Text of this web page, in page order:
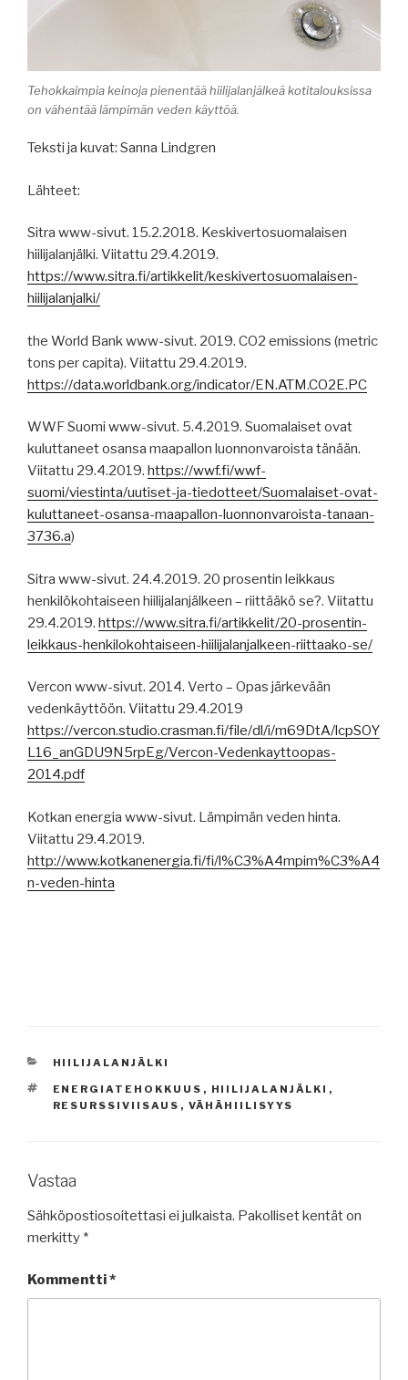
Tehokkaimpia keinoja pienentää hiilijalanjälkeä kotitalouksissa
on vähentää lämpimän veden käyttöä.
Teksti ja kuvat: Sanna Lindgren
Lähteet:
Sitra www-sivut. 15.2.2018. Keskivertosuomalaisen
hiilijalanjälki. Viitattu 29.4.2019.
https://www.sitra.fi/artikkelit/keskivertosuomalaisen-
hiilijalanjalki/
the World Bank www-sivut. 2019. CO2 emissions (metric
tons per capita). Viitattu 29.4.2019.
https://data.worldbank.org/indicator/EN.ATM.CO2E.PC
WWF Suomi www-sivut. 5.4.2019. Suomalaiset ovat
kuluttaneet osansa maapallon luonnonvaroista tänään.
Viitattu 29.4.2019. https://wwf.fi/wwf-
suomi/viestinta/uutiset-ja-tiedotteet/Suomalaiset-ovat-
kuluttaneet-osansa-maapallon-luonnonvaroista-tanaan-
3736.a)
Sitra www-sivut. 24.4.2019. 20 prosentin leikkaus
henkilökohtaiseen hiilijalanjälkeen – riittääkö se?. Viitattu
29.4.2019. https://www.sitra.fi/artikkelit/20-prosentin-
leikkaus-henkilokohtaiseen-hiilijalanjalkeen-riittaako-se/
Vercon www-sivut. 2014. Verto – Opas järkevään
vedenkäyttöön. Viitattu 29.4.2019
https://vercon.studio.crasman.fi/file/dl/i/m69DtA/lcpSOY
L16_anGDU9N5rpEg/Vercon-Vedenkayttoopas-
2014.pdf
Kotkan energia www-sivut. Lämpimän veden hinta.
Viitattu 29.4.2019.
http://www.kotkanenergia.fi/fi/l%C3%A4mpim%C3%A4
n-veden-hinta
KATEGORIAT
HIILIJALANJÄLKI
AVAINSANAT
ENERGIATEHOKKUUS , HIILIJALANJÄLKI ,
RESURSSIVIISAUS , VÄHÄHIILISYYS
Vastaa
Sähköpostiosoitettasi ei julkaista. Pakolliset kentät on
merkitty *
Kommentti*